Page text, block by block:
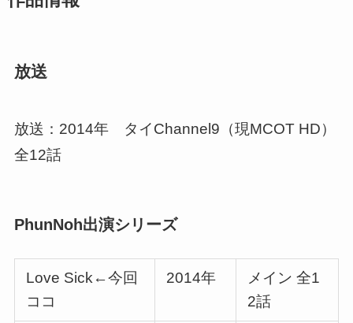
放送
放送：2014年 タイChannel9（現MCOT HD）
全12話
PhunNoh出演シリーズ
Love Sick←今回
ココ
2014年
メイン 全1
2話